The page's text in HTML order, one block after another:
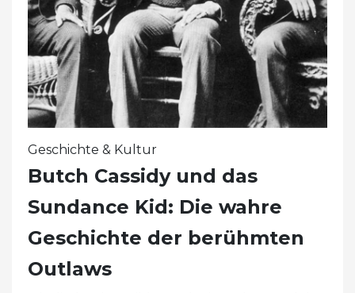
Geschichte & Kultur
Butch Cassidy und das
Sundance Kid: Die wahre
Geschichte der berühmten
Outlaws